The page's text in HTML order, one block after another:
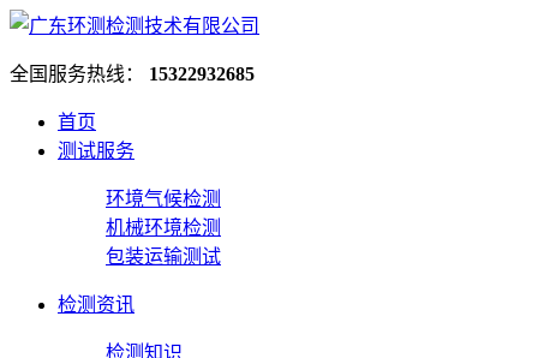
全国服务热线： 15322932685
首页
测试服务
环境气候检测
机械环境检测
包装运输测试
检测资讯
检测知识